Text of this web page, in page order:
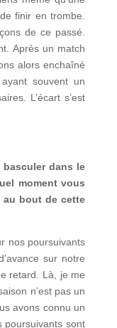
finir en trombe.
de ce passé.
Après un match
alors enchaîné
souvent un
L’écart s’est
basculer dans le
moment vous
au bout de cette
nos poursuivants
sur notre
retard. Là, je me
n’est pas un
avons connu un
poursuivants sont